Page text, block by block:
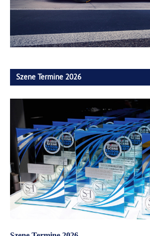
Szene Termine 2026